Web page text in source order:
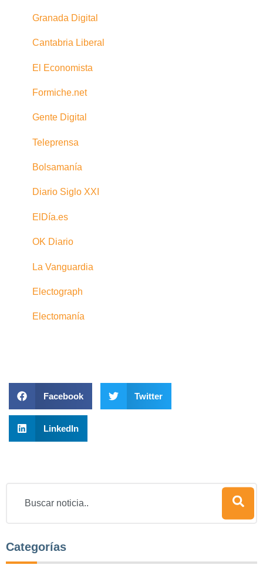
Granada Digital
Cantabria Liberal
El Economista
Formiche.net
Gente Digital
Teleprensa
Bolsamanía
Diario Siglo XXI
ElDía.es
OK Diario
La Vanguardia
Electograph
Electomanía
Facebook Twitter
LinkedIn
Categorías